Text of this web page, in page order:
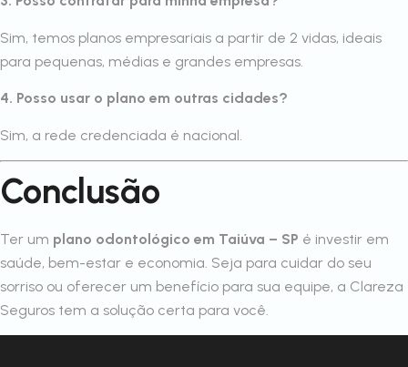
Sim, temos planos empresariais a partir de 2 vidas, ideais
para pequenas, médias e grandes empresas.
4. Posso usar o plano em outras cidades?
Sim, a rede credenciada é nacional.
Conclusão
Ter um plano odontológico em Taiúva – SP é investir em
saúde, bem-estar e economia. Seja para cuidar do seu
sorriso ou oferecer um benefício para sua equipe, a Clareza
Seguros tem a solução certa para você.